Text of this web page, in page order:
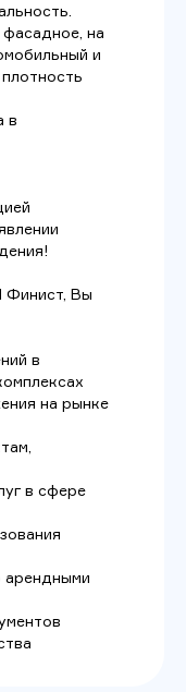
на
и
в
Финист, Вы
в
на рынке
в сфере
арендными